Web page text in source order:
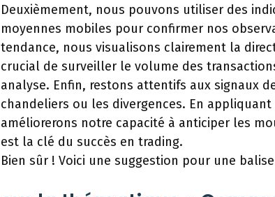
Deuxièmement, nous pouvons utiliser des
moyennes mobiles pour confirmer nos
tendance, nous visualisons clairement la
crucial de surveiller le volume des
analyse. Enfin, restons attentifs aux signaux
chandeliers ou les divergences. En
améliorerons notre capacité à anticiper les
est la clé du succès en trading.
Bien sûr ! Voici une suggestion pour une